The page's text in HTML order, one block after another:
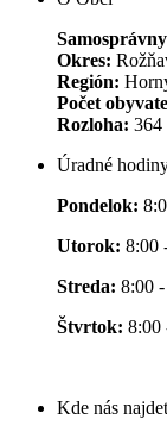
Okres:
Región:
Počet
Rozloha: 364
Úradné
Pondelok:
Utorok: 8:00
Streda: 8:00
Štvrtok: 8:00
Kde nás